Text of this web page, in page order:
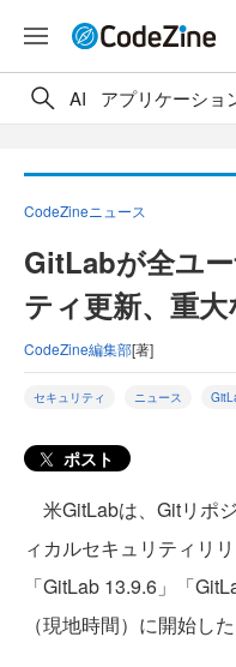
AI アプリケーショ
CodeZineニュース
GitLabが全ユ
ティ更新、重
CodeZine編集部[著]
セキュリティ ニュース
ポスト
米GitLabは、Gitリポ
ィカルセキュリティリ
「GitLab 13.9.6」「
（現地時間）に開始した